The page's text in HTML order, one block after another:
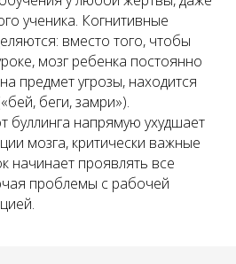
ученика. Когнитивные
вместо того, чтобы
мозг ребенка постоянно
предмет угрозы, находится
беги, замри»).
буллинга напрямую ухудшает
мозга, критически важные
начинает проявлять все
проблемы с рабочей